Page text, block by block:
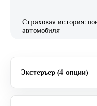
Страховая история:
автомобиля
Экстерьер (4 опции)